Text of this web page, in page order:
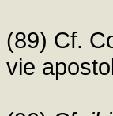
(89) Cf.
vie